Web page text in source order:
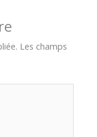
Les champs